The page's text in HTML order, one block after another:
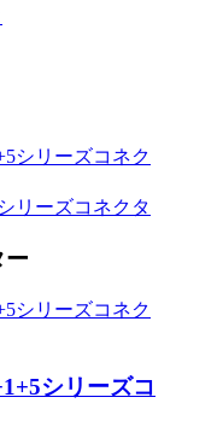
リーズコネクタ
ー
シリーズコ